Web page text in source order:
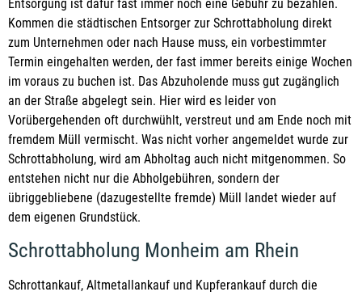
Entsorgung ist dafür fast immer noch eine Gebühr zu bezahlen.
Kommen die städtischen Entsorger zur Schrottabholung direkt
zum Unternehmen oder nach Hause muss, ein vorbestimmter
Termin eingehalten werden, der fast immer bereits einige Wochen
im voraus zu buchen ist. Das Abzuholende muss gut zugänglich
an der Straße abgelegt sein. Hier wird es leider von
Vorübergehenden oft durchwühlt, verstreut und am Ende noch mit
fremdem Müll vermischt. Was nicht vorher angemeldet wurde zur
Schrottabholung, wird am Abholtag auch nicht mitgenommen. So
entstehen nicht nur die Abholgebühren, sondern der
übriggebliebene (dazugestellte fremde) Müll landet wieder auf
dem eigenen Grundstück.
Schrottabholung Monheim am Rhein
Schrottankauf, Altmetallankauf und Kupferankauf durch die